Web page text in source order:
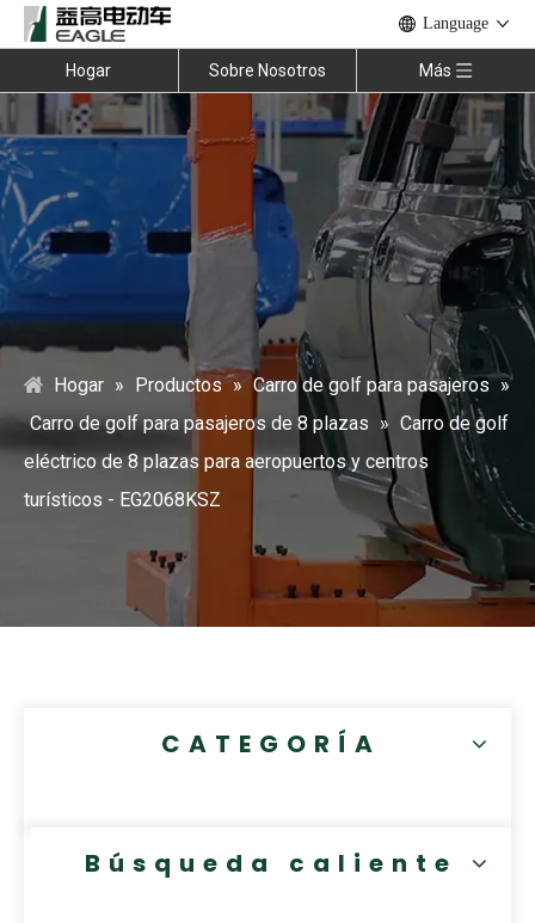
Language
Hogar Sobre Nosotros Más
Hogar » Productos » Carro de golf para pasajeros »
Carro de golf para pasajeros de 8 plazas » Carro de golf
eléctrico de 8 plazas para aeropuertos y centros
turísticos - EG2068KSZ
CATEGORÍA
Búsqueda caliente